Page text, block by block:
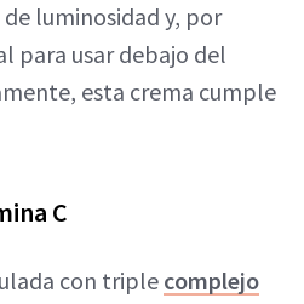
luminosidad y, por
para usar debajo del
esta crema cumple
C
con triple complejo